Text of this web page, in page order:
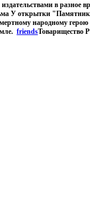
в разное
У открытки
народному
friendsТоварищество